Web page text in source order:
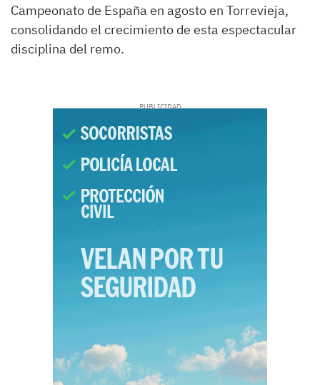
Campeonato de España en agosto en Torrevieja,
consolidando el crecimiento de esta espectacular
disciplina del remo.